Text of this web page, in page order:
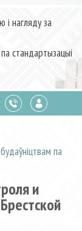
і нагляду за
стандартызацыі
па
и